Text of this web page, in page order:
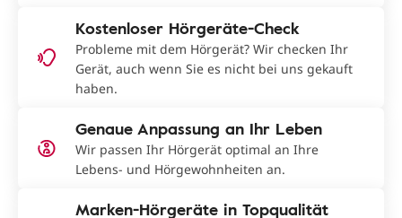
Kostenloser Hörgeräte-Check
Probleme mit dem Hörgerät? Wir checken Ihr
Gerät, auch wenn Sie es nicht bei uns gekauft
haben.
Genaue Anpassung an Ihr Leben
Wir passen Ihr Hörgerät optimal an Ihre
Lebens- und Hörgewohnheiten an.
Marken-Hörgeräte in Topqualität